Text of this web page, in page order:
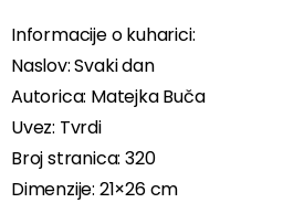
Informacije o kuharici:
Naslov: Svaki dan
Autorica: Matejka Buča
Uvez: Tvrdi
Broj stranica: 320
Dimenzije: 21×26 cm